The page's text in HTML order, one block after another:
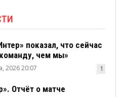
показал, что сейчас
чем мы»
2026 20:07 1
Отчёт о матче